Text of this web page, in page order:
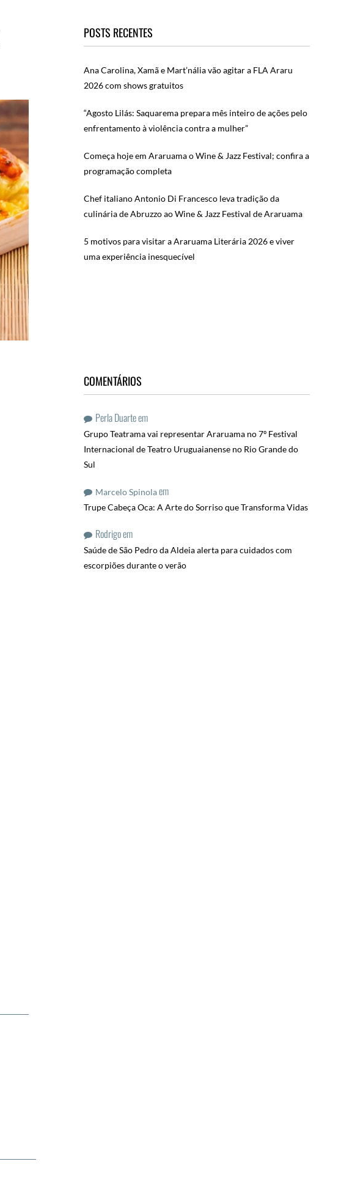
POSTS RECENTES
Ana Carolina, Xamã e Mart’nália vão agitar a FLA Araru
2026 com shows gratuitos
“Agosto Lilás: Saquarema prepara mês inteiro de ações pelo
enfrentamento à violência contra a mulher”
Começa hoje em Araruama o Wine & Jazz Festival; confira a
programação completa
Chef italiano Antonio Di Francesco leva tradição da
culinária de Abruzzo ao Wine & Jazz Festival de Araruama
5 motivos para visitar a Araruama Literária 2026 e viver
uma experiência inesquecível
COMENTÁRIOS
Perla Duarteem
Grupo Teatrama vai representar Araruama no 7º Festival
Internacional de Teatro Uruguaianense no Rio Grande do
Sul
Marcelo Spinolaem
Trupe Cabeça Oca: A Arte do Sorriso que Transforma Vidas
Rodrigoem
Saúde de São Pedro da Aldeia alerta para cuidados com
escorpiões durante o verão